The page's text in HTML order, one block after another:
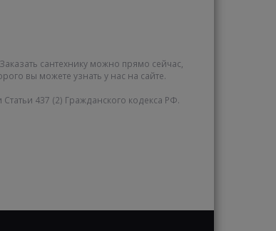
сантехнику можно прямо сейчас,
вы можете узнать у нас на сайте.
437 (2) Гражданского кодекса РФ.